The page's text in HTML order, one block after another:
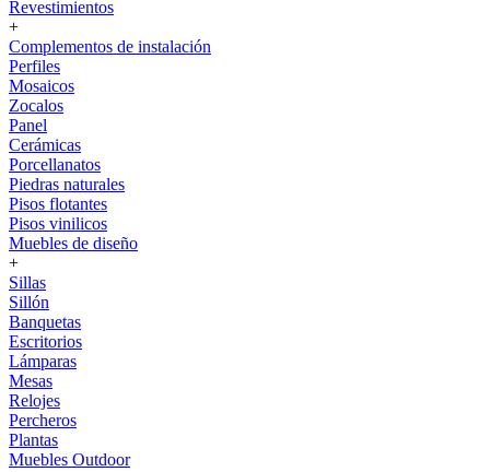
Revestimientos
+
Complementos de instalación
Perfiles
Mosaicos
Zocalos
Panel
Cerámicas
Porcellanatos
Piedras naturales
Pisos flotantes
Pisos vinilicos
Muebles de diseño
+
Sillas
Sillón
Banquetas
Escritorios
Lámparas
Mesas
Relojes
Percheros
Plantas
Muebles Outdoor